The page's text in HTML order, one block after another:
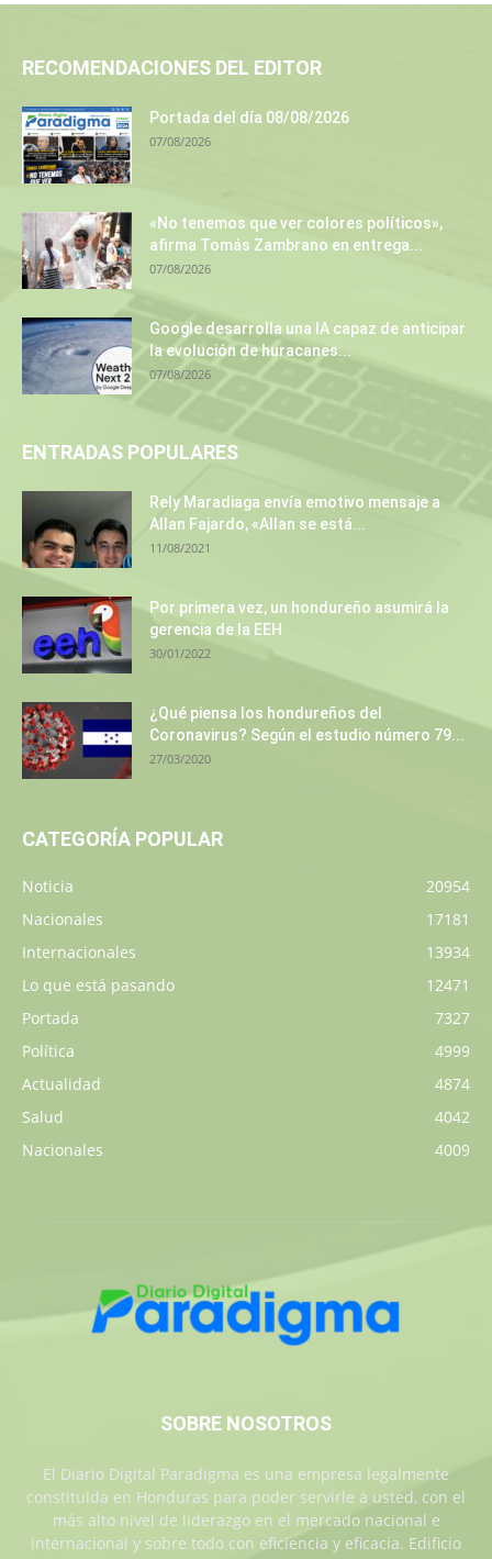
RECOMENDACIONES DEL EDITOR
Portada del día 08/08/2026
07/08/2026
«No tenemos que ver colores políticos»,
afirma Tomás Zambrano en entrega...
07/08/2026
Google desarrolla una IA capaz de anticipar
la evolución de huracanes...
07/08/2026
ENTRADAS POPULARES
Rely Maradiaga envía emotivo mensaje a
Allan Fajardo, «Allan se está...
11/08/2021
Por primera vez, un hondureño asumirá la
gerencia de la EEH
30/01/2022
¿Qué piensa los hondureños del
Coronavirus? Según el estudio número 79...
27/03/2020
CATEGORÍA POPULAR
Noticia
20954
Nacionales
17181
Internacionales
13934
Lo que está pasando
12471
Portada
7327
Política
4999
Actualidad
4874
Salud
4042
Nacionales
4009
SOBRE NOSOTROS
El Diario Digital Paradigma es una empresa legalmente
constituida en Honduras para poder servirle a usted, con el
más alto nivel de liderazgo en el mercado nacional e
internacional y sobre todo con eficiencia y eficacia. Edificio